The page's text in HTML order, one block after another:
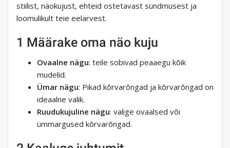
stiilist, näokujust, ehteid ostetavast sündmusest ja
loomulikult teie eelarvest.
1 Määrake oma näo kuju
Ovaalne nägu: teile sobivad peaaegu kõik
mudelid.
Ümar nägu: Pikad kõrvarõngad ja kõrvarõngad on
ideaalne valik.
Ruudukujuline nägu: valige ovaalsed või
ümmargused kõrvarõngad.